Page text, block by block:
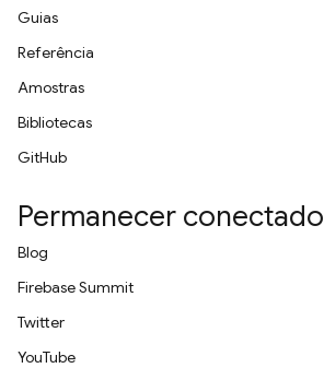
Guias
Referência
Amostras
Bibliotecas
GitHub
Permanecer conectado
Blog
Firebase Summit
Twitter
YouTube